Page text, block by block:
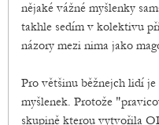
nějaké vážné myšlenky
takhle sedím v kolektivu
názory mezi nima jako
Pro většinu běžnejch lidí
myšlenek. Protože
skupině kterou vytvořila